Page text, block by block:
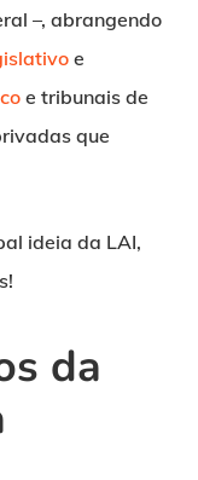
–, abrangendo
e
e tribunais de
que
ideia da LAI,
da